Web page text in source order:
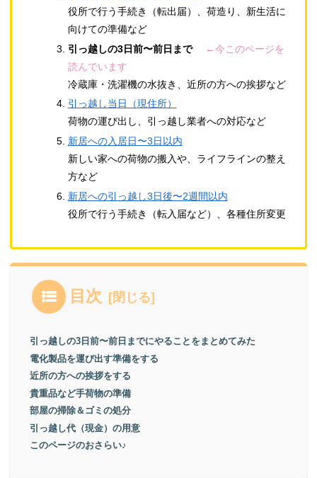
役所で行う手続き（転出届）、荷造り、新生活に
向けての準備など
引っ越しの3日前〜前日まで
←今このページを
読んでいます
冷蔵庫・洗濯機の水抜き、近所の方への挨拶など
引っ越し当日（現住所）
荷物の運び出し、引っ越し業者への対応など
新居への入居日〜3日以内
新しい家への荷物の搬入や、ライフラインの整え
方など
新居への引っ越し3日後〜2週間以内
役所で行う手続き（転入届など）、各種住所変更
目次
引っ越しの3日前〜前日までにやることをまとめてみた
電化製品を運び出す準備をする
近所の方への挨拶をする
貴重品など手荷物の準備
部屋の掃除＆ゴミの処分
引っ越し代（現金）の用意
このページのおさらい♪